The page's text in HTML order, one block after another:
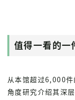
值得一看的一
从本馆超过6,000
角度研究介绍其深